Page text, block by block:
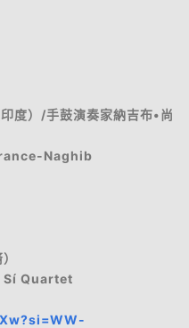
度）/手鼓演奏家納吉布•尚
Naghib
Quartet